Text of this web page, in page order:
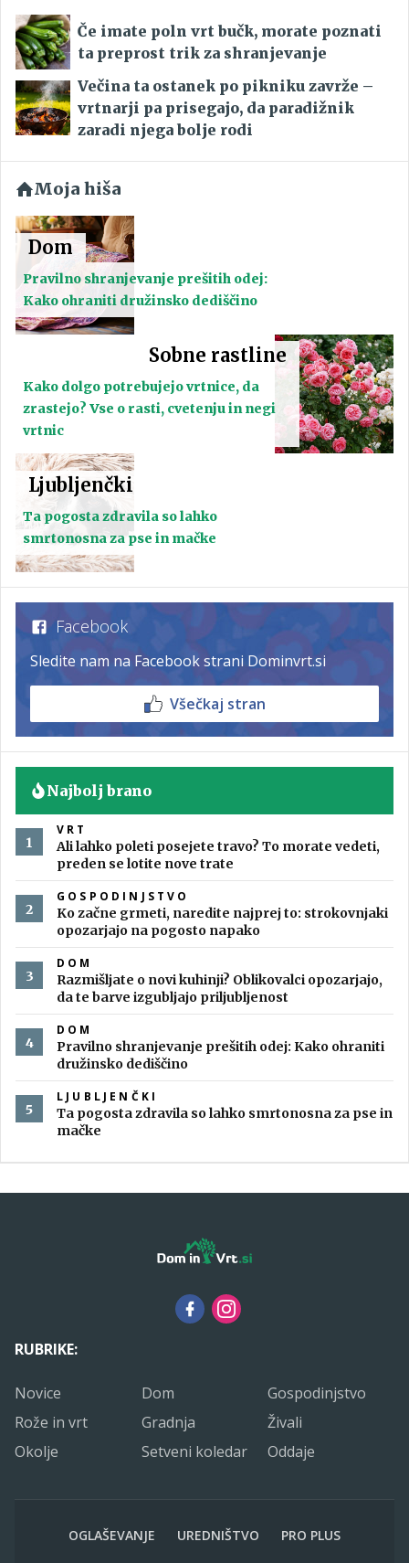
Če imate poln vrt bučk, morate poznati
ta preprost trik za shranjevanje
Večina ta ostanek po pikniku zavrže –
vrtnarji pa prisegajo, da paradižnik
zaradi njega bolje rodi
Moja hiša
Dom
Pravilno shranjevanje prešitih odej:
Kako ohraniti družinsko dediščino
Sobne rastline
Kako dolgo potrebujejo vrtnice, da
zrastejo? Vse o rasti, cvetenju in negi
vrtnic
Ljubljenčki
Ta pogosta zdravila so lahko
smrtonosna za pse in mačke
Facebook
Sledite nam na Facebook strani Dominvrt.si
Všečkaj stran
Najbolj brano
VRT
Ali lahko poleti posejete travo? To morate vedeti,
preden se lotite nove trate
GOSPODINJSTVO
Ko začne grmeti, naredite najprej to: strokovnjaki
opozarjajo na pogosto napako
DOM
Razmišljate o novi kuhinji? Oblikovalci opozarjajo,
da te barve izgubljajo priljubljenost
DOM
Pravilno shranjevanje prešitih odej: Kako ohraniti
družinsko dediščino
LJUBLJENČKI
Ta pogosta zdravila so lahko smrtonosna za pse in
mačke
RUBRIKE:
Novice Dom
Gospodinjstvo
Rože in vrt
Gradnja
Živali
Okolje
Setveni koledar Oddaje
OGLAŠEVANJE UREDNIŠTVO PRO PLUS